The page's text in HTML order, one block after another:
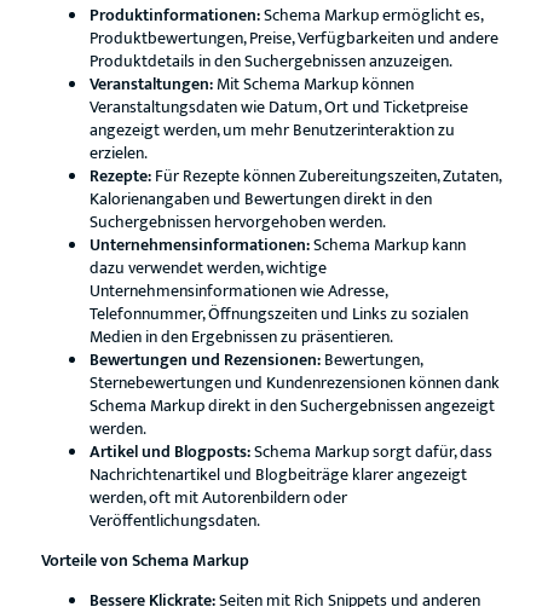
Produktinformationen:Schema Markup ermöglicht es,
Produktbewertungen, Preise, Verfügbarkeiten und andere
Produktdetails in den Suchergebnissen anzuzeigen.
Veranstaltungen:Mit Schema Markup können
Veranstaltungsdaten wie Datum, Ort und Ticketpreise
angezeigt werden, um mehr Benutzerinteraktion zu
erzielen.
Rezepte:Für Rezepte können Zubereitungszeiten, Zutaten,
Kalorienangaben und Bewertungen direkt in den
Suchergebnissen hervorgehoben werden.
Unternehmensinformationen:Schema Markup kann
dazu verwendet werden, wichtige
Unternehmensinformationen wie Adresse,
Telefonnummer, Öffnungszeiten und Links zu sozialen
Medien in den Ergebnissen zu präsentieren.
Bewertungen und Rezensionen:Bewertungen,
Sternebewertungen und Kundenrezensionen können dank
Schema Markup direkt in den Suchergebnissen angezeigt
werden.
Artikel und Blogposts:Schema Markup sorgt dafür, dass
Nachrichtenartikel und Blogbeiträge klarer angezeigt
werden, oft mit Autorenbildern oder
Veröffentlichungsdaten.
Vorteile von Schema Markup
Bessere Klickrate:Seiten mit Rich Snippets und anderen